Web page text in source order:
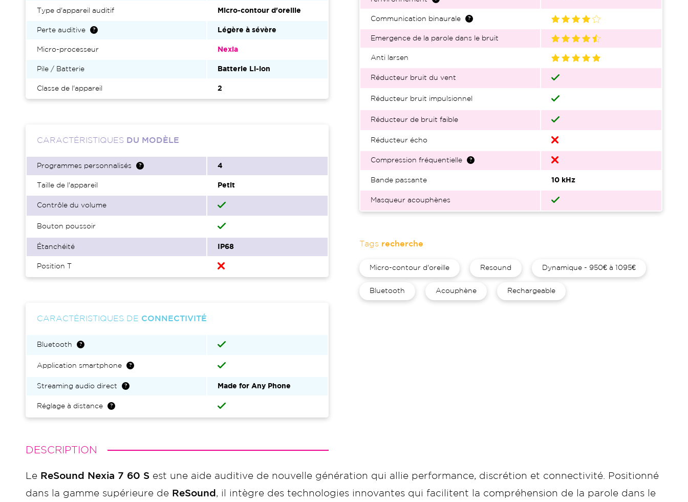
Type d'appareil auditif Micro-contour d'oreille
Perte auditive Légère à sévère
Micro-processeur Nexia
Pile / Batterie Batterie Li-ion
Classe de l'appareil 2
CARACTÉRISTIQUES DU MODÈLE
Programmes personnalisés 4
Taille de l'appareil Petit
Contrôle du volume
Bouton poussoir
Étanchéité IP68
Position T
CARACTÉRISTIQUES DE CONNECTIVITÉ
Bluetooth
Application smartphone
Streaming audio direct Made for Any Phone
Réglage à distance
Communication binaurale
Emergence de la parole dans le bruit
Anti larsen
Réducteur bruit du vent
Réducteur bruit impulsionnel
Réducteur de bruit faible
Réducteur écho
Compression fréquentielle
Bande passante 10 kHz
Masqueur acouphènes
Tags recherche
Micro-contour d'oreille Resound Dynamique - 950€ à 1095€
Bluetooth Acouphène Rechargeable
DESCRIPTION
Le ReSound Nexia 7 60 S est une aide auditive de nouvelle génération qui allie performance, discrétion et connectivité. Positionné
dans la gamme supérieure de ReSound , il intègre des technologies innovantes qui facilitent la compréhension de la parole dans le